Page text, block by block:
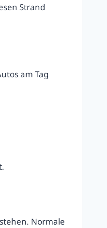
Strand
am Tag
Normale